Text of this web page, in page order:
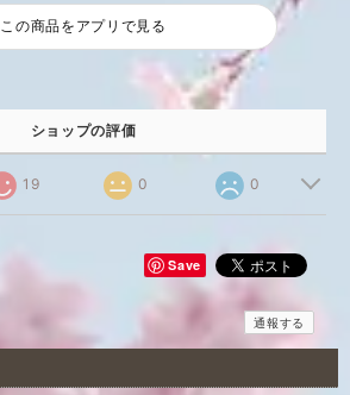
この商品をアプリで見る
ショップの評価
19 0 0
Save
通報する